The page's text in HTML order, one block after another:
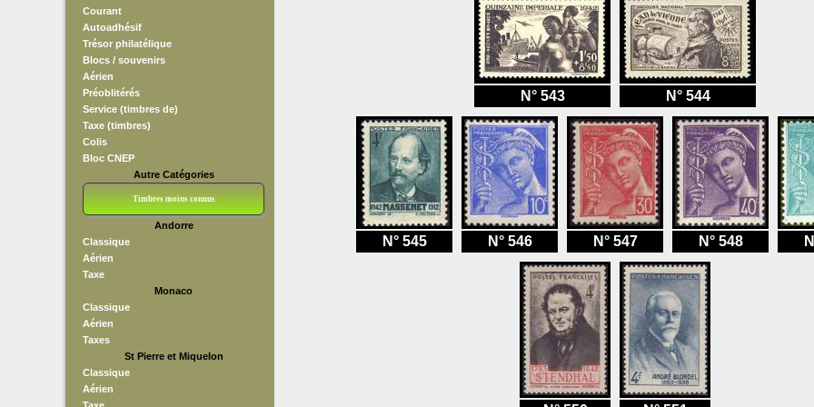
Courant
Autoadhésif
Trésor philatélique
Blocs / souvenirs
Aérien
Préoblitérés
Service (timbres de)
Taxe (timbres)
Colis
Bloc CNEP
Autre Catégories
Timbres moins connus
Andorre
Classique
Aérien
Taxe
Monaco
Classique
Aérien
Taxes
St Pierre et Miquelon
Classique
Aérien
N° 543 N° 544
N° 545 N° 546 N° 547 N° 548